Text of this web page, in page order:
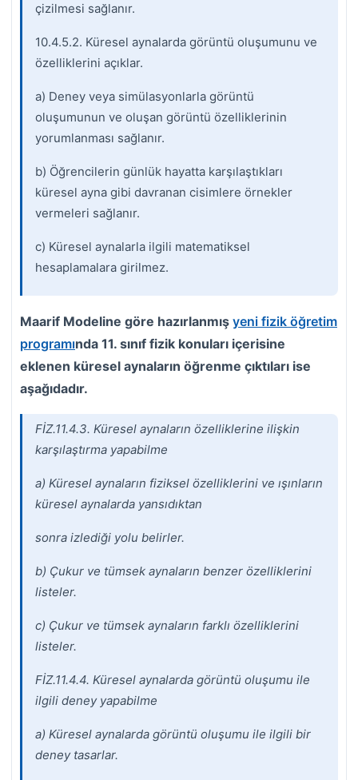
çizilmesi sağlanır.
10.4.5.2. Küresel aynalarda görüntü oluşumunu ve
özelliklerini açıklar.
a) Deney veya simülasyonlarla görüntü
oluşumunun ve oluşan görüntü özelliklerinin
yorumlanması sağlanır.
b) Öğrencilerin günlük hayatta karşılaştıkları
küresel ayna gibi davranan cisimlere örnekler
vermeleri sağlanır.
c) Küresel aynalarla ilgili matematiksel
hesaplamalara girilmez.
Maarif Modeline göre hazırlanmış yeni fizik öğretim
programında 11. sınıf fizik konuları içerisine
eklenen küresel aynaların öğrenme çıktıları ise
aşağıdadır.
FİZ.11.4.3. Küresel aynaların özelliklerine ilişkin
karşılaştırma yapabilme
a) Küresel aynaların fiziksel özelliklerini ve ışınların
küresel aynalarda yansıdıktan
sonra izlediği yolu belirler.
b) Çukur ve tümsek aynaların benzer özelliklerini
listeler.
c) Çukur ve tümsek aynaların farklı özelliklerini
listeler.
FİZ.11.4.4. Küresel aynalarda görüntü oluşumu ile
ilgili deney yapabilme
a) Küresel aynalarda görüntü oluşumu ile ilgili bir
deney tasarlar.